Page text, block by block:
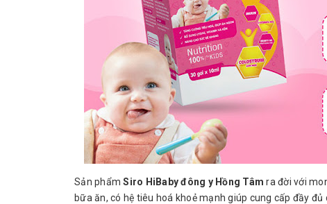
Sản phẩmSiro HiBaby đông y Hồng Tâm ra đời với
bữa ăn, có hệ tiêu hoá khoẻ mạnh giúp cung cấp đầy